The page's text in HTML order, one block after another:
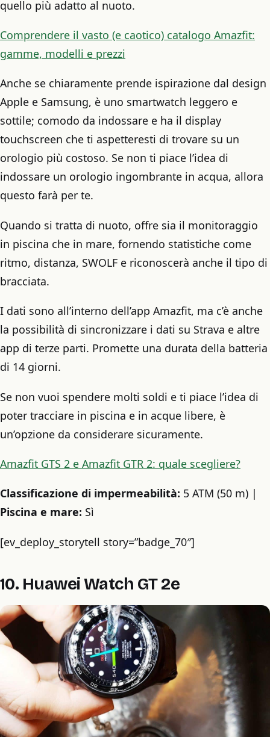
quello più adatto al nuoto.
Comprendere il vasto (e caotico) catalogo Amazfit:
gamme, modelli e prezzi
Anche se chiaramente prende ispirazione dal design
Apple e Samsung, è uno smartwatch leggero e
sottile; comodo da indossare e ha il display
touchscreen che ti aspetteresti di trovare su un
orologio più costoso. Se non ti piace l’idea di
indossare un orologio ingombrante in acqua, allora
questo farà per te.
Quando si tratta di nuoto, offre sia il monitoraggio
in piscina che in mare, fornendo statistiche come
ritmo, distanza, SWOLF e riconoscerà anche il tipo di
bracciata.
I dati sono all’interno dell’app Amazfit, ma c’è anche
la possibilità di sincronizzare i dati su Strava e altre
app di terze parti. Promette una durata della batteria
di 14 giorni.
Se non vuoi spendere molti soldi e ti piace l’idea di
poter tracciare in piscina e in acque libere, è
un’opzione da considerare sicuramente.
Amazfit GTS 2 e Amazfit GTR 2: quale scegliere?
Classificazione di impermeabilità: 5 ATM (50 m) |
Piscina e mare: Sì
[ev_deploy_storytell story=”badge_70″]
10. Huawei Watch GT 2e